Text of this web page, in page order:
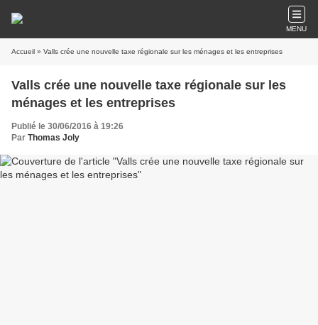
MENU
Accueil » Valls crée une nouvelle taxe régionale sur les ménages et les entreprises
Valls crée une nouvelle taxe régionale sur les
ménages et les entreprises
Publié le 30/06/2016 à 19:26
Par Thomas Joly